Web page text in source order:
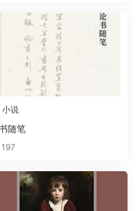
小说
随笔
197